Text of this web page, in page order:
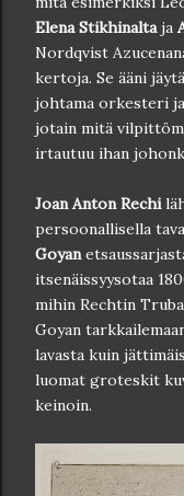
Elena Stikhinaltaja
Nordqvist
kertoja. Se ääni
johtama orkesteri
jotain mitä
irtautuu ihan
Joan Anton Rechi
persoonallisella
Goyan
itsenäissyysotaa
mihin Rechtin
Goyan
lavasta kuin
luomat groteskit
keinoin.